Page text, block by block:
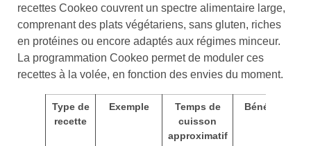
recettes Cookeo couvrent un spectre alimentaire large,
comprenant des plats végétariens, sans gluten, riches
en protéines ou encore adaptés aux régimes minceur.
La programmation Cookeo permet de moduler ces
recettes à la volée, en fonction des envies du moment.
Type de
recette
Exemple
Temps de
cuisson
approximatif
Bénéfices